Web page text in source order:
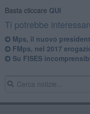
Basta cliccare QUI
Ti potrebbe
Mps, il nuovo
FMps, nel 2017
Su FISES